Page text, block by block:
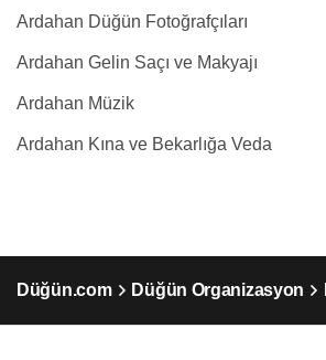
Ardahan Düğün Fotoğrafçıları
Ardahan Gelin Saçı ve Makyajı
Ardahan Müzik
Ardahan Kına ve Bekarlığa Veda
Düğün.com Düğün Organizasyon